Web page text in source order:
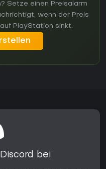
Setze einen Preisalarm
wenn der Preis
PlayStation sinkt.
bei